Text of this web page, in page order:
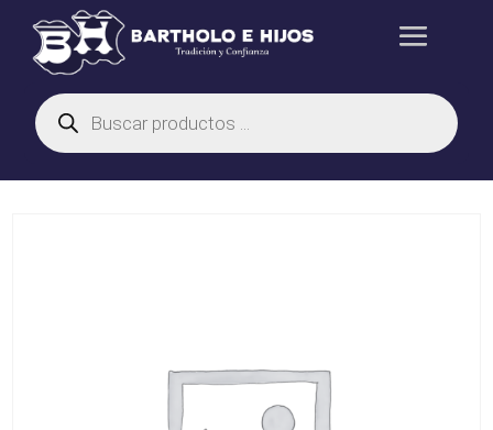
Búsqueda
de
productos